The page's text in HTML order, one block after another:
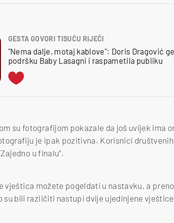
GESTA GOVORI TISUĆU RIJEČI
"Nema dalje, motaj kablove": Doris Dragović
podršku Baby Lasagni i raspametila publiku
su fotografijom pokazale da još uvijek ima
je ipak pozitivna. Korisnici
u finalu”.
možete pogeldati u nastavku, a
su bili različiti nastupi dvije ujedinjene